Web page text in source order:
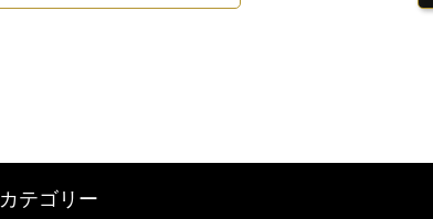
カテゴリー